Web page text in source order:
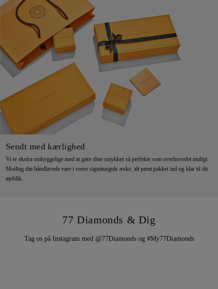
Sendt med kærlighed
Vi er ekstra omhyggelige med at gøre dine smykker så perfekte som overhovedet muligt.
Modtag din håndlavede vare i vores signaturgule æske, alt pænt pakket ind og klar til dit
øjeblik.
77 Diamonds & Dig
Tag os på Instagram med @77Diamonds og #My77Diamonds